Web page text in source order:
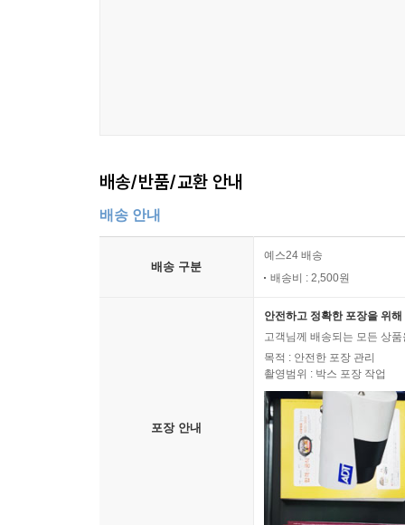
배송/반품/교환 안내
배송 안내
배송 구분
예스24 배송
배송비 : 2,500원
포장 안내
안전하고 정확한 포장을 위
고객님께 배송되는 모든 상
목적 : 안전한 포장 관리
촬영범위 : 박스 포장 작업